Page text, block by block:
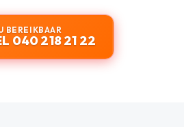
BEREIKBAAR
040 218 21 22